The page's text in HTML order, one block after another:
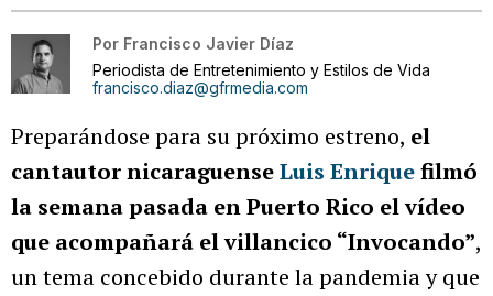
Por Francisco Javier Díaz
Periodista de Entretenimiento y Estilos de Vida
francisco.diaz@gfrmedia.com
Preparándose para su próximo estreno, el
cantautor nicaraguenseLuis Enriquefilmó
la semana pasada en Puerto Rico el vídeo
que acompañará el villancico “Invocando”,
un tema concebido durante la pandemia y que